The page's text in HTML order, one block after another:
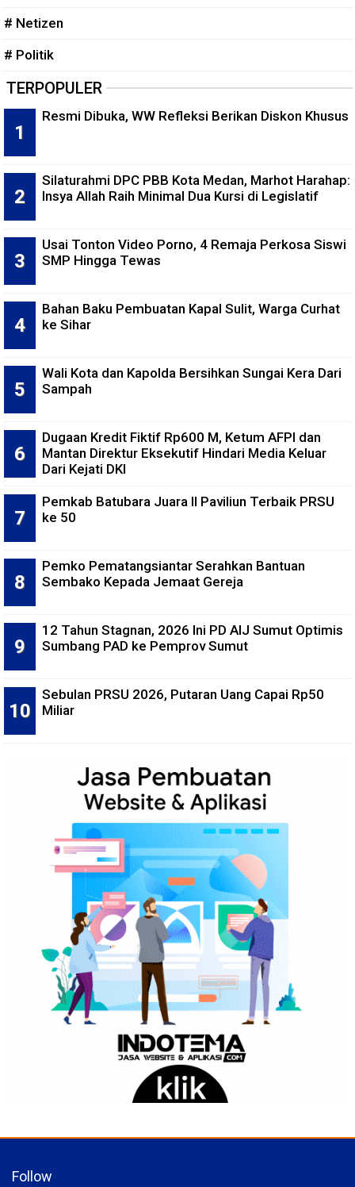
# Netizen
# Politik
TERPOPULER
Resmi Dibuka, WW Refleksi Berikan Diskon Khusus
Silaturahmi DPC PBB Kota Medan, Marhot Harahap:
Insya Allah Raih Minimal Dua Kursi di Legislatif
Usai Tonton Video Porno, 4 Remaja Perkosa Siswi
SMP Hingga Tewas
Bahan Baku Pembuatan Kapal Sulit, Warga Curhat
ke Sihar
Wali Kota dan Kapolda Bersihkan Sungai Kera Dari
Sampah
Dugaan Kredit Fiktif Rp600 M, Ketum AFPI dan
Mantan Direktur Eksekutif Hindari Media Keluar
Dari Kejati DKI
Pemkab Batubara Juara II Paviliun Terbaik PRSU
ke 50
Pemko Pematangsiantar Serahkan Bantuan
Sembako Kepada Jemaat Gereja
12 Tahun Stagnan, 2026 Ini PD AIJ Sumut Optimis
Sumbang PAD ke Pemprov Sumut
Sebulan PRSU 2026, Putaran Uang Capai Rp50
Miliar
Follow